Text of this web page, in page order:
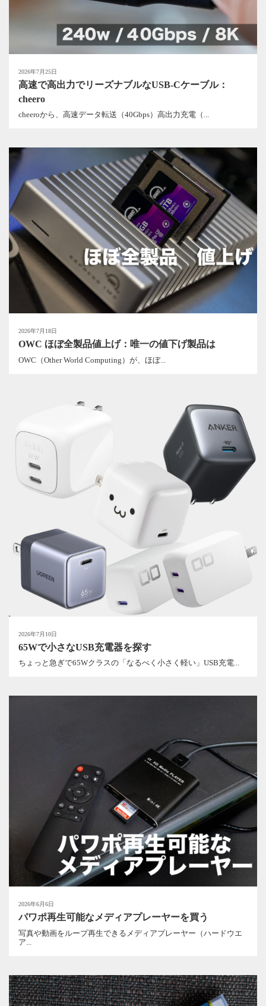
2026年7月25日
高速で高出力でリーズナブルなUSB-Cケーブル：
cheero
cheeroから、高速データ転送（40Gbps）高出力充電（...
2026年7月18日
OWC ほぼ全製品値上げ：唯一の値下げ製品は
OWC（Other World Computing）が、ほぼ...
2026年7月10日
65Wで小さなUSB充電器を探す
ちょっと急ぎで65Wクラスの「なるべく小さく軽い」USB充電...
2026年6月6日
パワポ再生可能なメディアプレーヤーを買う
写真や動画をループ再生できるメディアプレーヤー（ハードウエ
ア...